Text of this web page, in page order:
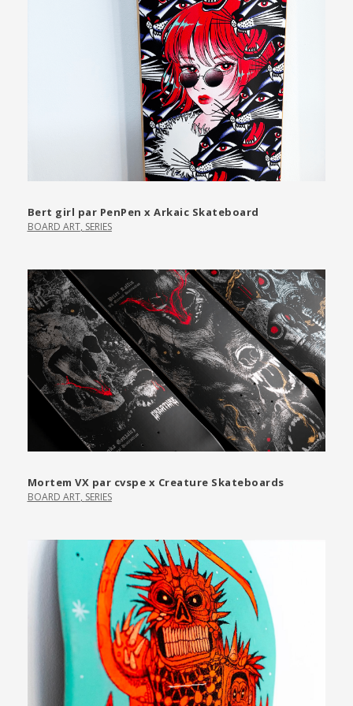
Bert girl par PenPen x Arkaic Skateboard
BOARD ART, SERIES
Mortem VX par cvspe x Creature Skateboards
BOARD ART, SERIES